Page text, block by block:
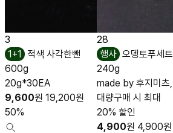
3
1+1 적색 사각한뺀
600g
20g*30EA
9,600원 19,200원
50%
28
행사 오뎅토푸세트
240g
made by 후지미츠,
대량구매 시 최대
20% 할인
4,900원 4,900원